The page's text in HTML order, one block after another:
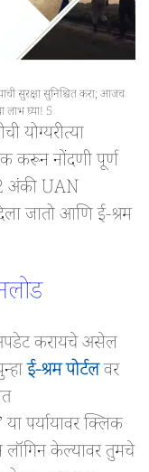
सुरक्षा सुनिश्चित करा; आजच
लाभ घ्या! 5
योग्यरीत्या
करून नोंदणी पूर्ण
अंकी UAN
जातो आणि ई-श्रम
करायचे असेल
ई-श्रम पोर्टलवर
पर्यायावर क्लिक
लॉगिन केल्यावर तुमचे